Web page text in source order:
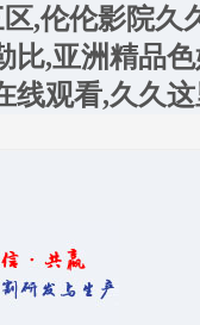
,伦伦影院
比,亚洲精品
线观看,久久